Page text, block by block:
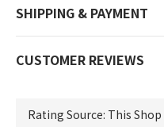
SHIPPING & PAYMENT
CUSTOMER REVIEWS